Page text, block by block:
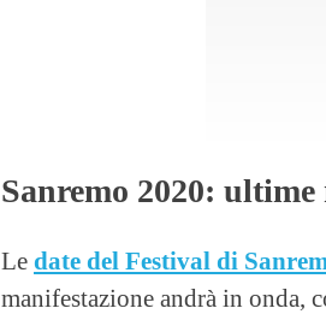
Sanremo 2020: ultime
Le date del Festival di
manifestazione andrà in onda,